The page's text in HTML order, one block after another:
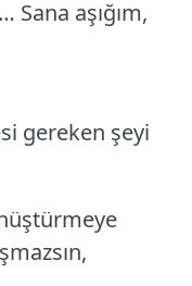
Sana aşığım,
gereken şeyi